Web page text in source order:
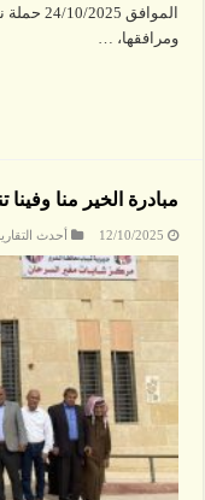
ومرافقها، …
مبادرة الخير منا
12/10/2025 أحدث